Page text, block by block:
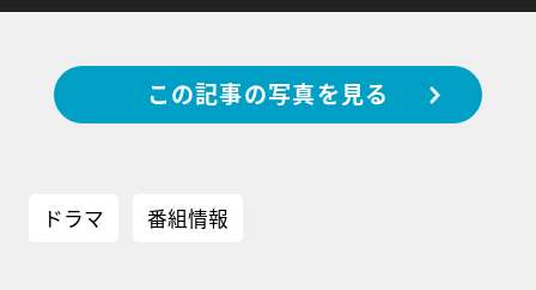
この記事の写真を見る
ドラマ 番組情報